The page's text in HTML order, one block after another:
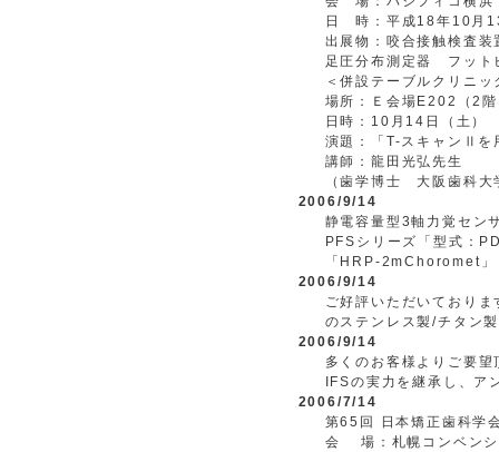
日 時：平成18年10月
出展物：咬合接触検査
足圧分布測定器 フット
＜併設テーブルクリニ
場所：Ｅ会場E202（2
日時：10月14日（土
演題：「T-スキャンⅡを
講師：龍田光弘先生
（歯学博士 大阪歯科大
2006/9/14
静電容量型3軸力覚セン
PFSシリーズ「型式：
「HRP-2mChoromet
2006/9/14
ご好評いただいており
のステンレス製/チタン
2006/9/14
多くのお客様よりご要
IFSの実力を継承し、
2006/7/14
第65回 日本矯正歯科学
会 場：札幌コンベンシ